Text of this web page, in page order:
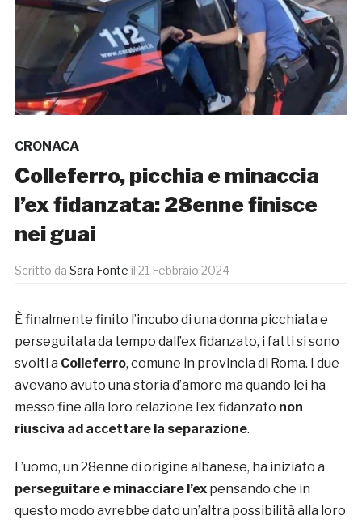
CRONACA
Colleferro, picchia e minaccia
l’ex fidanzata: 28enne finisce
nei guai
Scritto da Sara Fonte il 21 Febbraio 2024
È finalmente finito l’incubo di una donna picchiata e
perseguitata da tempo dall’ex fidanzato, i fatti si sono
svolti a Colleferro, comune in provincia di Roma. I due
avevano avuto una storia d’amore ma quando lei ha
messo fine alla loro relazione l’ex fidanzato non
riusciva ad accettare la separazione.
L’uomo, un 28enne di origine albanese, ha iniziato a
perseguitare e minacciare l’expensando che in
questo modo avrebbe dato un’altra possibilità alla loro